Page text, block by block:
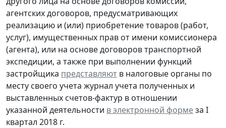
агентских договоров, предусматривающих
реализацию и (или) приобретение товаров (работ,
услуг), имущественных прав от имени комиссионера
(агента), или на основе договоров транспортной
экспедиции, а также при выполнении функций
застройщика представляют в налоговые органы по
месту своего учета журнал учета полученных и
выставленных счетов-фактур в отношении
указанной деятельности в электронной формеза I
квартал 2018 г.